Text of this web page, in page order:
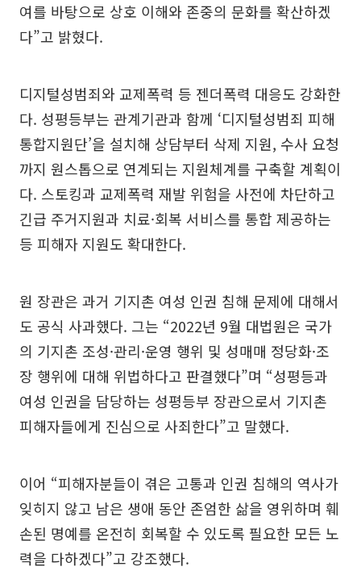
여를 바탕으로 상호 이해와 존중의 문화를 확산하겠
다”고 밝혔다.
디지털성범죄와 교제폭력 등 젠더폭력 대응도 강화한
다. 성평등부는 관계기관과 함께 ‘디지털성범죄 피해
통합지원단’을 설치해 상담부터 삭제 지원, 수사 요청
까지 원스톱으로 연계되는 지원체계를 구축할 계획이
다. 스토킹과 교제폭력 재발 위험을 사전에 차단하고
긴급 주거지원과 치료·회복 서비스를 통합 제공하는
등 피해자 지원도 확대한다.
원 장관은 과거 기지촌 여성 인권 침해 문제에 대해서
도 공식 사과했다. 그는 “2022년 9월 대법원은 국가
의 기지촌 조성·관리·운영 행위 및 성매매 정당화·조
장 행위에 대해 위법하다고 판결했다”며 “성평등과
여성 인권을 담당하는 성평등부 장관으로서 기지촌
피해자들에게 진심으로 사죄한다”고 말했다.
이어 “피해자분들이 겪은 고통과 인권 침해의 역사가
잊히지 않고 남은 생애 동안 존엄한 삶을 영위하며 훼
손된 명예를 온전히 회복할 수 있도록 필요한 모든 노
력을 다하겠다”고 강조했다.